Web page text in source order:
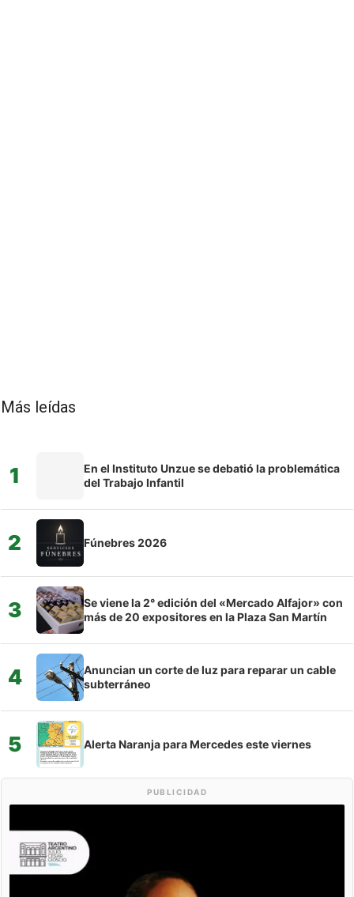
Más leídas
1
En el Instituto Unzue se debatió la problemática
del Trabajo Infantil
2 Fúnebres 2026
3
Se viene la 2° edición del «Mercado Alfajor» con
más de 20 expositores en la Plaza San Martín
4
Anuncian un corte de luz para reparar un cable
subterráneo
5 Alerta Naranja para Mercedes este viernes
PUBLICIDAD